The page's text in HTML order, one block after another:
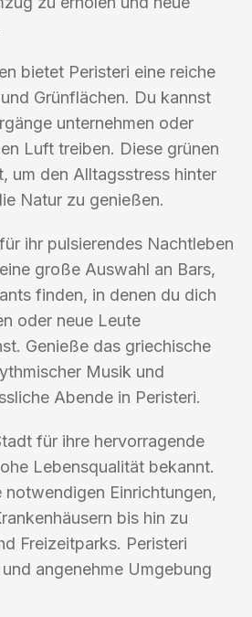
bietet Peristeri eine reiche
Grünflächen. Du kannst
unternehmen oder
Luft treiben. Diese grünen
um den Alltagsstress hinter
Natur zu genießen.
ihr pulsierendes Nachtleben
große Auswahl an Bars,
finden, in denen du dich
oder neue Leute
Genieße das griechische
Musik und
Abende in Peristeri.
für ihre hervorragende
Lebensqualität bekannt.
notwendigen Einrichtungen,
bis hin zu
Freizeitparks. Peristeri
angenehme Umgebung